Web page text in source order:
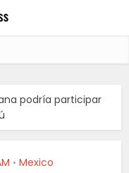
podría participar
• Mexico